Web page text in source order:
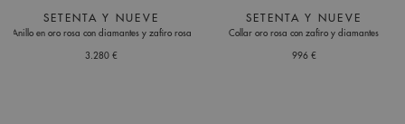
SETENTA Y NUEVE
Anillo en oro rosa con diamantes y zafiro rosa
3.280 €
SETENTA Y NUEVE
Collar oro rosa con zafiro y diamantes
996 €